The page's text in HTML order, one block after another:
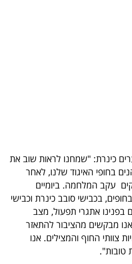
כינרת: "שמחנו לראות שוב את
בחופי האיגוד שלנו, לאחר
עקב המלחמה. ביומיים
בכבישי סובב כינרת וכבישי
בפנינו אתגרי תפעול, מצב
מבקשים מהציבור להתאזר
צוותי החוף והמצילים. אנו
טובות".